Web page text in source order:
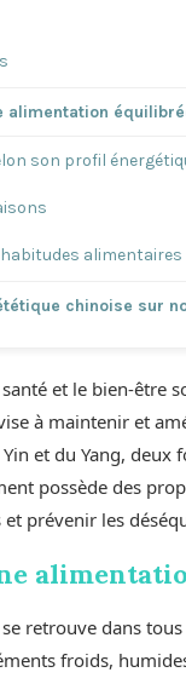
alimentation
son profil
alimentaires
chinoise sur
et le bien-être
à maintenir et
et du Yang,
possède des
prévenir les
se retrouve dans
froids,